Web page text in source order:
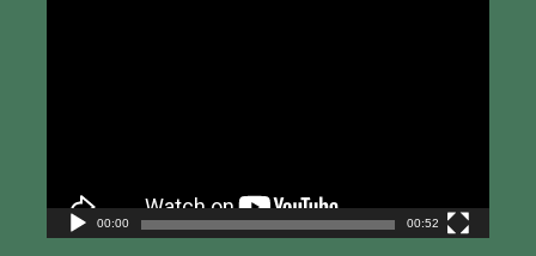
00:00 00:52